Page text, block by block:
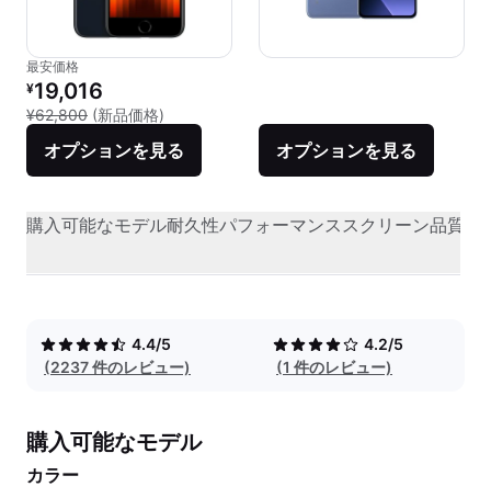
最安価格
リファービッシュ品の価格：
¥19,016
¥62,800 (新品価格)
オプションを見る オプションを見る
購入可能なモデル耐久性パフォーマンススクリーン品質
4.4/5
(2237 件のレビュー)
4.2/5
(1 件のレビュー)
購入可能なモデル
カラー